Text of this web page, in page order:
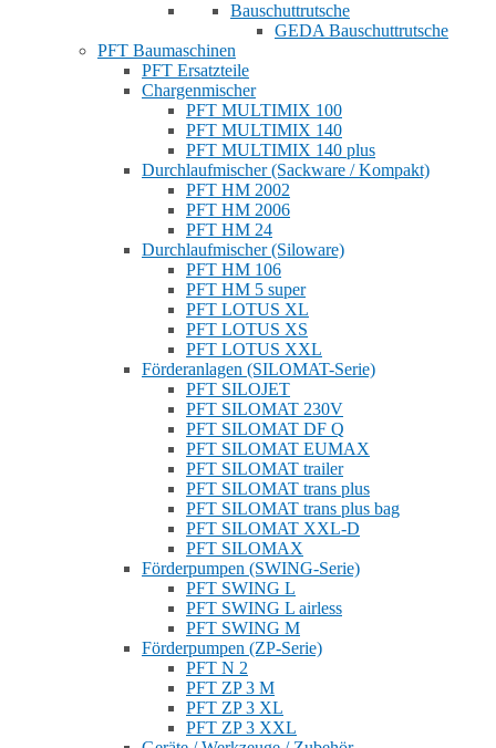
Bauschuttrutsche
GEDA Bauschuttrutsche
PFT Baumaschinen
PFT Ersatzteile
Chargenmischer
PFT MULTIMIX 100
PFT MULTIMIX 140
PFT MULTIMIX 140 plus
Durchlaufmischer (Sackware / Kompakt)
PFT HM 2002
PFT HM 2006
PFT HM 24
Durchlaufmischer (Siloware)
PFT HM 106
PFT HM 5 super
PFT LOTUS XL
PFT LOTUS XS
PFT LOTUS XXL
Förderanlagen (SILOMAT-Serie)
PFT SILOJET
PFT SILOMAT 230V
PFT SILOMAT DF Q
PFT SILOMAT EUMAX
PFT SILOMAT trailer
PFT SILOMAT trans plus
PFT SILOMAT trans plus bag
PFT SILOMAT XXL-D
PFT SILOMAX
Förderpumpen (SWING-Serie)
PFT SWING L
PFT SWING L airless
PFT SWING M
Förderpumpen (ZP-Serie)
PFT N 2
PFT ZP 3 M
PFT ZP 3 XL
PFT ZP 3 XXL